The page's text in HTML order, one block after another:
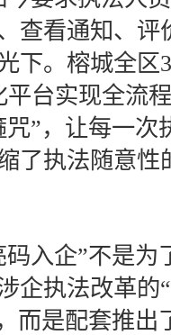
查看通知、评
下。榕城全区
平台实现全流
”，让每一次
了执法随意性
入企”不是为
企执法改革的
而是配套推出